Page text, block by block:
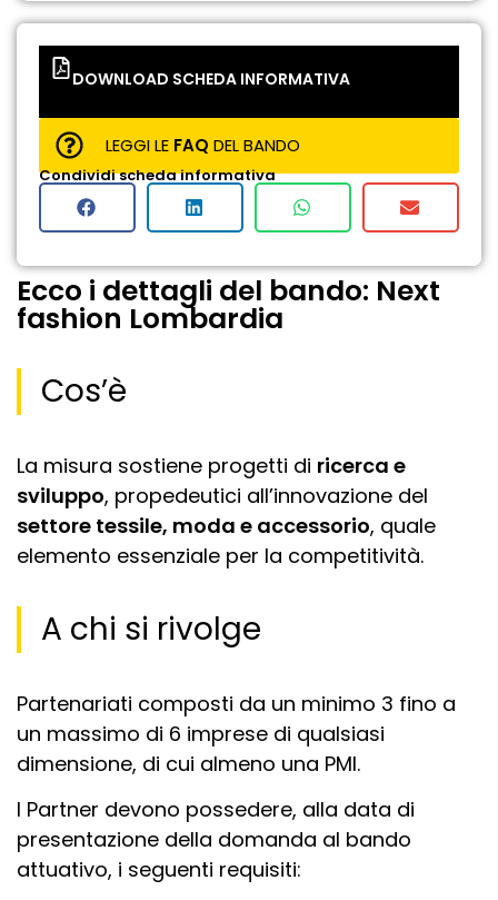
DOWNLOAD SCHEDA INFORMATIVA
LEGGI LE FAQ DEL BANDO
Condividi scheda informativa
Ecco i dettagli del bando: Next
fashion Lombardia
Cos’è
La misura sostiene progetti di ricerca e
sviluppo, propedeutici all’innovazione del
settore tessile, moda e accessorio, quale
elemento essenziale per la competitività.
A chi si rivolge
Partenariati composti da un minimo 3 fino a
un massimo di 6 imprese di qualsiasi
dimensione, di cui almeno una PMI.
I Partner devono possedere, alla data di
presentazione della domanda al bando
attuativo, i seguenti requisiti: